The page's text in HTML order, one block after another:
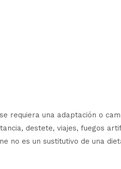
requiera una adaptación o
destete, viajes, fuegos
no es un sustitutivo de una